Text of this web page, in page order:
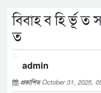
বিবাহ ব হি র্ভূ
ত
admin
প্রকাশিতOctober 31, 2025,